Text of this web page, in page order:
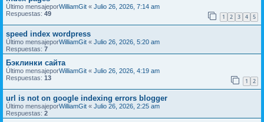
Último mensajeporWilliamGit « Julio 26, 2026, 7:14 am
Respuestas: 49 1 2 3 4 5
speed index wordpress
Último mensajeporWilliamGit « Julio 26, 2026, 5:20 am
Respuestas: 7
Бэклинки сайта
Último mensajeporWilliamGit « Julio 26, 2026, 4:19 am
Respuestas: 13 1 2
url is not on google indexing errors blogger
Último mensajeporWilliamGit « Julio 26, 2026, 2:25 am
Respuestas: 2